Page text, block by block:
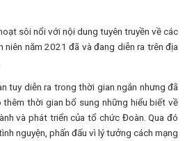
sôi nổi với nội dung tuyên truyền về các
năm 2021 đã và đang diễn ra trên địa
tuy diễn ra trong thời gian ngắn nhưng đã
thêm thời gian bổ sung những hiểu biết về
và phát triển của tổ chức Đoàn. Qua đó
nguyện, phấn đấu vì lý tưởng cách mạng